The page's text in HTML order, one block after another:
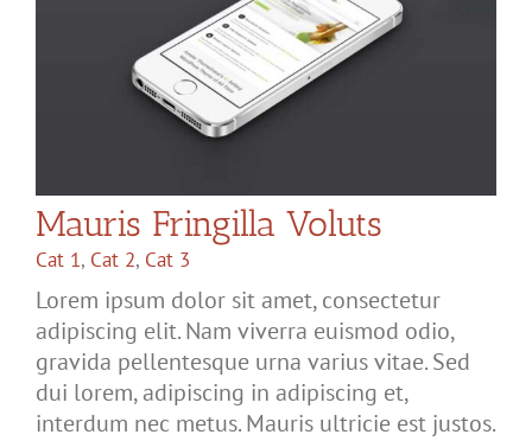
Mauris Fringilla Voluts
Cat 1, Cat 2, Cat 3
Lorem ipsum dolor sit amet, consectetur
adipiscing elit. Nam viverra euismod odio,
gravida pellentesque urna varius vitae. Sed
dui lorem, adipiscing in adipiscing et,
interdum nec metus. Mauris ultricie est justos.